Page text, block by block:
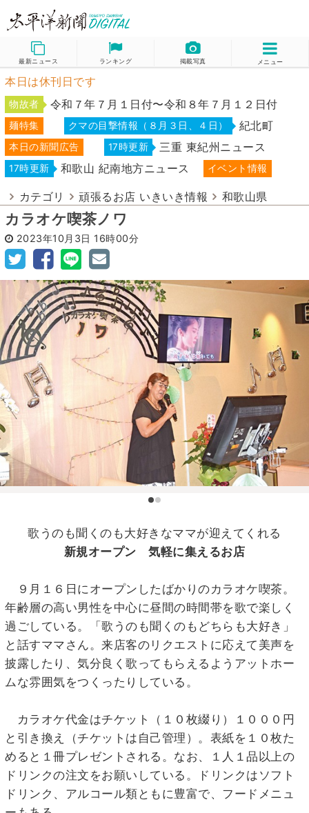
最新ニュース ランキング 掲載写真 メニュー
本日は休刊日です
物故者 令和７年７月１日付〜令和８年７月１２日付
麺特集 クマの目撃情報（８月３日、４日） 紀北町
本日の新聞広告 17時更新 三重 東紀州ニュース
17時更新 和歌山 紀南地方ニュース イベント情報
カテゴリ 頑張るお店 いきいき情報 和歌山県
カラオケ喫茶ノワ
2023年10月3日 16時00分
歌うのも聞くのも大好きなママが迎えてくれる
新規オープン 気軽に集えるお店
９月１６日にオープンしたばかりのカラオケ喫茶。
年齢層の高い男性を中心に昼間の時間帯を歌で楽しく
過ごしている。「歌うのも聞くのもどちらも大好き」
と話すママさん。来店客のリクエストに応えて美声を
披露したり、気分良く歌ってもらえるようアットホー
ムな雰囲気をつくったりしている。
カラオケ代金はチケット（１０枚綴り）１０００円
と引き換え（チケットは自己管理）。表紙を１０枚た
めると１冊プレゼントされる。なお、１人１品以上の
ドリンクの注文をお願いしている。ドリンクはソフト
ドリンク、アルコール類ともに豊富で、フードメニュ